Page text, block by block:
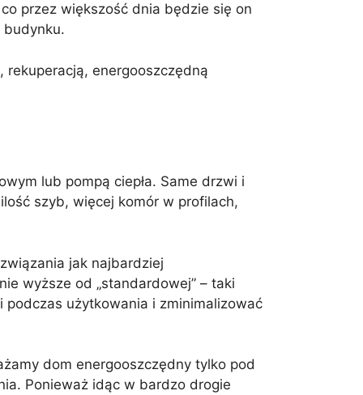
przez większość dnia będzie się on
budynku.
rekuperacją, energooszczędną
lub pompą ciepła. Same drzwi i
szyb, więcej komór w profilach,
jak najbardziej
wyższe od „standardowej” – taki
podczas użytkowania i zminimalizować
dom energooszczędny tylko pod
Ponieważ idąc w bardzo drogie